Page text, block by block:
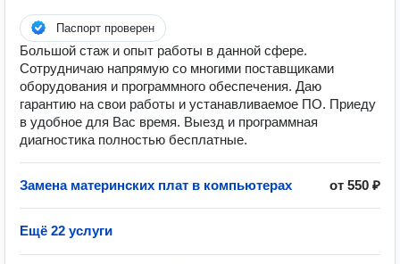
Паспорт проверен
Большой стаж и опыт работы в данной сфере.
Сотрудничаю напрямую со многими поставщиками
оборудования и программного обеспечения. Даю
гарантию на свои работы и устанавливаемое ПО. Приеду
в удобное для Вас время. Выезд и программная
диагностика полностью бесплатные.
Замена материнских плат в компьютерах от 550 ₽
Ещё 22 услуги